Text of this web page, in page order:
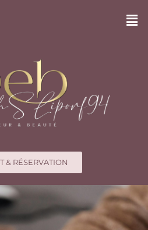
& RÉSERVATION